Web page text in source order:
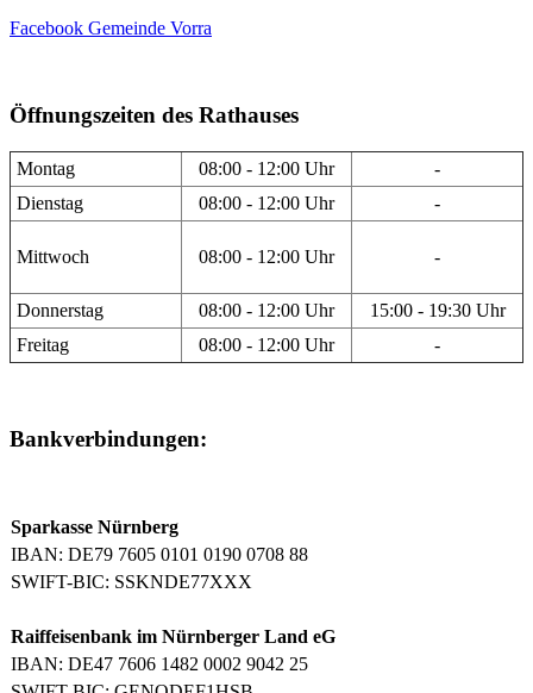
Facebook Gemeinde Vorra
Öffnungszeiten des Rathauses
Montag 08:00 - 12:00 Uhr
-
Dienstag
08:00 - 12:00 Uhr -
Mittwoch 08:00 - 12:00 Uhr -
Donnerstag 08:00 - 12:00 Uhr
15:00 - 19:30 Uhr
Freitag
08:00 - 12:00 Uhr -
Bankverbindungen:
Sparkasse Nürnberg
IBAN: DE79 7605 0101 0190 0708 88
SWIFT-BIC: SSKNDE77XXX
Raiffeisenbank im Nürnberger Land eG
IBAN: DE47 7606 1482 0002 9042 25